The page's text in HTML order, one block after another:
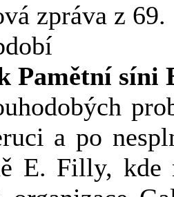
zpráva z
Pamětní síni
a po
E. Filly, kde